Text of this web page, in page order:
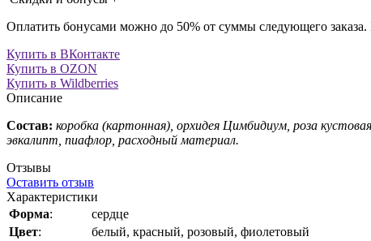
Оплатить бонусами можно до 50% от суммы следующего заказа.
Купить в ВКонтакте
Купить в OZON
Купить в Wildberries
Описание
Состав: коробка (картонная), орхидея Цимбидиум, роза
эвкалипт, пиафлор, расходный материал.
Отзывы
Оставить отзыв
Характеристики
Форма:
сердце
Цвет:
белый, красный, розовый, фиолетовый